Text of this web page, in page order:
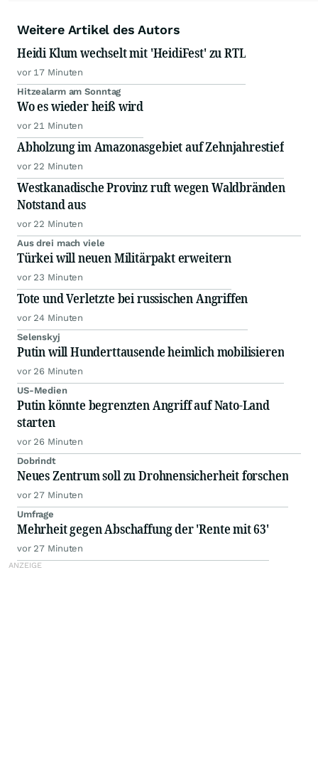
Weitere Artikel des Autors
Heidi Klum wechselt mit 'HeidiFest' zu RTL
vor 17 Minuten
Hitzealarm am Sonntag
Wo es wieder heiß wird
vor 21 Minuten
Abholzung im Amazonasgebiet auf Zehnjahrestief
vor 22 Minuten
Westkanadische Provinz ruft wegen Waldbränden
Notstand aus
vor 22 Minuten
Aus drei mach viele
Türkei will neuen Militärpakt erweitern
vor 23 Minuten
Tote und Verletzte bei russischen Angriffen
vor 24 Minuten
Selenskyj
Putin will Hunderttausende heimlich mobilisieren
vor 26 Minuten
US-Medien
Putin könnte begrenzten Angriff auf Nato-Land
starten
vor 26 Minuten
Dobrindt
Neues Zentrum soll zu Drohnensicherheit forschen
vor 27 Minuten
Umfrage
Mehrheit gegen Abschaffung der 'Rente mit 63'
vor 27 Minuten